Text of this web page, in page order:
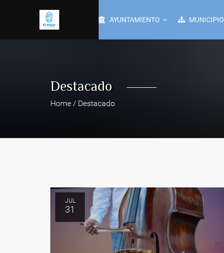
AYUNTAMIENTO MUNICIPIO
Destacado
Home / Destacado
JUL
31